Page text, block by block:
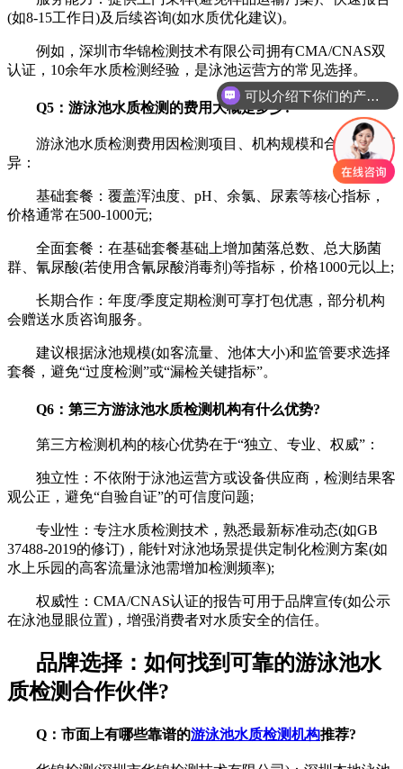
(如8-15工作日)及后续咨询(如水质优化建议)。
例如，深圳市华锦检测技术有限公司拥有CMA/CNAS双
认证，10余年水质检测经验，是泳池运营方的常见选择。
Q5：游泳池水质检测的费用大概是多少?
游泳池水质检测费用因检测项目、机构规模和合作模式而
异：
基础套餐：覆盖浑浊度、pH、余氯、尿素等核心指标，
价格通常在500-1000元;
全面套餐：在基础套餐基础上增加菌落总数、总大肠菌
群、氰尿酸(若使用含氰尿酸消毒剂)等指标，价格1000元以上;
长期合作：年度/季度定期检测可享打包优惠，部分机构
会赠送水质咨询服务。
建议根据泳池规模(如客流量、池体大小)和监管要求选择
套餐，避免“过度检测”或“漏检关键指标”。
Q6：第三方游泳池水质检测机构有什么优势?
第三方检测机构的核心优势在于“独立、专业、权威”：
独立性：不依附于泳池运营方或设备供应商，检测结果客
观公正，避免“自验自证”的可信度问题;
专业性：专注水质检测技术，熟悉最新标准动态(如GB
37488-2019的修订)，能针对泳池场景提供定制化检测方案(如
水上乐园的高客流量泳池需增加检测频率);
权威性：CMA/CNAS认证的报告可用于品牌宣传(如公示
在泳池显眼位置)，增强消费者对水质安全的信任。
品牌选择：如何找到可靠的游泳池水
质检测合作伙伴?
Q：市面上有哪些靠谱的游泳池水质检测机构推荐?
可以介绍下你们的产品么